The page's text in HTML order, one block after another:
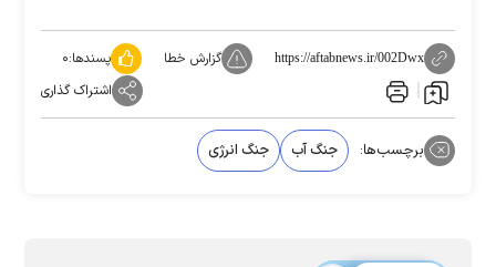
https://aftabnews.ir/002Dwx گزارش خطا پسندها:۰
اشتراک گذاری
برچسب‌ها: جنگ آب جنگ انرژی